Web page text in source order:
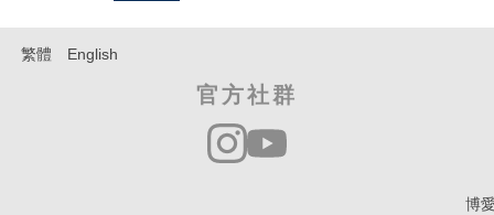
繁體 English
官方社群
博